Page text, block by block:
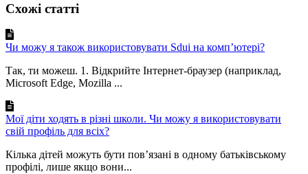
Схожі статті
Чи можу я також використовувати Sdui на комп’ютері?
Так, ти можеш. 1. Відкрийте Інтернет-браузер (наприклад,
Microsoft Edge, Mozilla ...
Мої діти ходять в різні школи. Чи можу я використовувати
свій профіль для всіх?
Кілька дітей можуть бути пов’язані в одному батьківському
профілі, лише якщо вони...